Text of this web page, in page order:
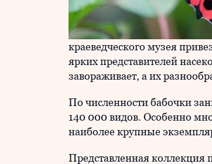
краеведческого музея
ярких представителей
завораживает, а их
По численности бабочки
140 000 видов. Особенно
наиболее крупные
Представленная коллекция